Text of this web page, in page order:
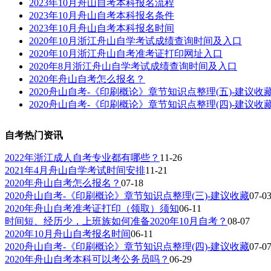
2023年10月舟山自考本科报名流程
2023年10月舟山自考本科报名条件
2023年10月舟山自考本科报名时间
2020年10月浙江舟山自学考试成绩查询时间及入口
2020年10月浙江舟山自考准考证打印网址入口
2020年8月浙江舟山自学考试成绩查询时间及入口
2020年舟山自考怎么报名？
2020舟山自考-《印刷概论》章节知识点整理(五)-建议收
2020舟山自考-《印刷概论》章节知识点整理(四)-建议收
自考热门资讯
2022年浙江成人自考专业都有哪些？ 11-26
2021年4月舟山自学考试时间安排11-21
2020年舟山自考怎么报名？ 07-18
2020舟山自考-《印刷概论》章节知识点整理(三)-建议收藏07-03
2020年舟山自考准考证打印（领取）须知06-11
时间短、经历少，上班族如何准备2020年10月自考？ 08-07
2020年10月舟山自考报名时间06-11
2020舟山自考-《印刷概论》章节知识点整理(四)-建议收藏07-07
2020年舟山自考本科可以考公务员吗？ 06-29